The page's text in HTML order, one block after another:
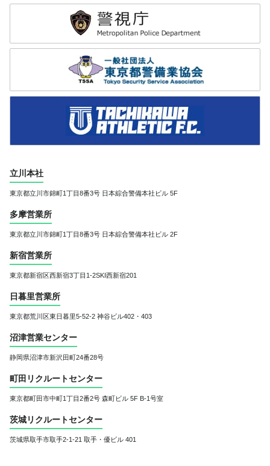
立川本社
東京都立川市錦町1丁目8番3号 日本綜合警備本社ビル 5F
多摩営業所
東京都立川市錦町1丁目8番3号 日本綜合警備本社ビル 2F
新宿営業所
東京都新宿区西新宿3丁目1-2SKI西新宿201
日暮里営業所
東京都荒川区東日暮里5-52-2 神谷ビル402・403
沼津営業センター
静岡県沼津市新沢田町24番28号
町田リクルートセンター
東京都町田市中町1丁目2番2号 森町ビル 5F B-1号室
茨城リクルートセンター
茨城県取手市取手2-1-21 取手・優ビル 401